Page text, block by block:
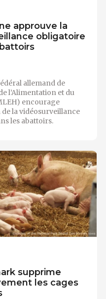
approuve la
obligatoire
allemand de
l’Alimentation et du
encourage
la vidéosurveillance
les abattoirs.
supprime
les cages